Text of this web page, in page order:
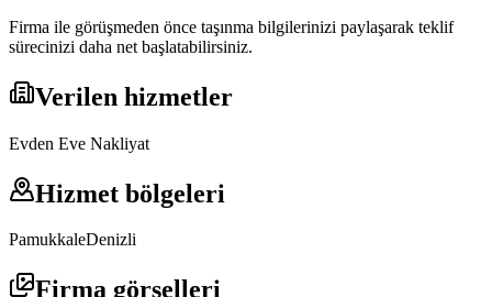
Firma ile görüşmeden önce taşınma bilgilerinizi paylaşarak teklif
sürecinizi daha net başlatabilirsiniz.
Verilen hizmetler
Evden Eve Nakliyat
Hizmet bölgeleri
PamukkaleDenizli
Firma görselleri